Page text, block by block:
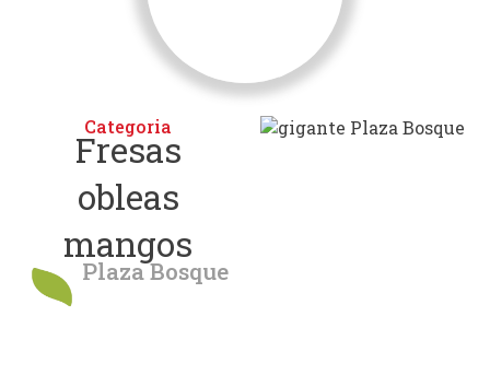
Categoria
Fresas
obleas
mangos
Plaza Bosque